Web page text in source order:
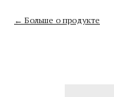
Больше о продукте